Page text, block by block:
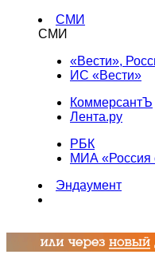
СМИ
СМИ
«Вести»,
ИС «Вести»
КоммерсантЪ
Лента.ру
РБК
МИА «Россия
Эндаумент